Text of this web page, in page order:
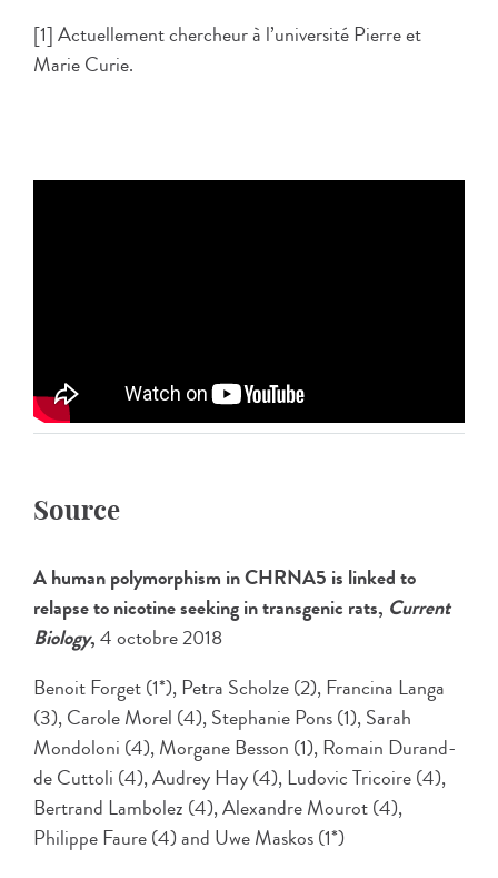
[1] Actuellement chercheur à l’université Pierre et
Marie Curie.
Source
A human polymorphism in CHRNA5 is linked to
relapse to nicotine seeking in transgenic rats, Current
Biology,4 octobre 2018
Benoit Forget (1*), Petra Scholze (2), Francina Langa
(3), Carole Morel (4), Stephanie Pons (1), Sarah
Mondoloni (4), Morgane Besson (1), Romain Durand-
de Cuttoli (4), Audrey Hay (4), Ludovic Tricoire (4),
Bertrand Lambolez (4), Alexandre Mourot (4),
Philippe Faure (4) and Uwe Maskos (1*)